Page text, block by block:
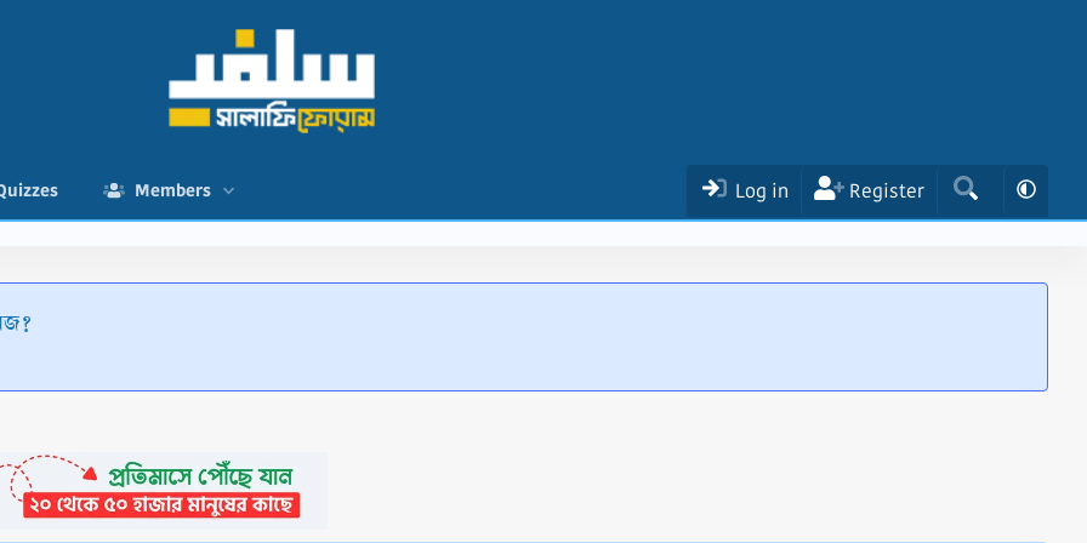
Members Log in Register